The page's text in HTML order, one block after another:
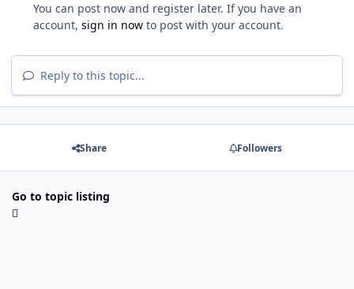
You can post now and register later. If you have an
account, sign in now to post with your account.
Reply to this topic...
Share Followers
Go to topic listing